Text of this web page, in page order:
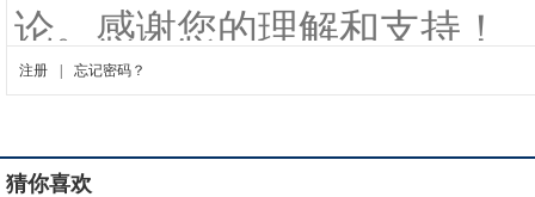
猜你喜欢